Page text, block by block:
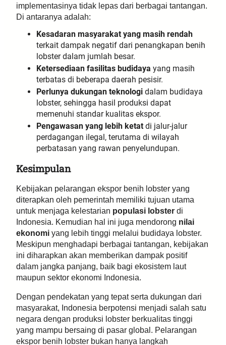
implementasinya tidak lepas dari berbagai tantangan.
Di antaranya adalah:
Kesadaran masyarakat yang masih rendah
terkait dampak negatif dari penangkapan benih
lobster dalam jumlah besar.
Ketersediaan fasilitas budidaya yang masih
terbatas di beberapa daerah pesisir.
Perlunya dukungan teknologi dalam budidaya
lobster, sehingga hasil produksi dapat
memenuhi standar kualitas ekspor.
Pengawasan yang lebih ketat di jalur-jalur
perdagangan ilegal, terutama di wilayah
perbatasan yang rawan penyelundupan.
Kesimpulan
Kebijakan pelarangan ekspor benih lobster yang
diterapkan oleh pemerintah memiliki tujuan utama
untuk menjaga kelestarian populasi lobster di
Indonesia. Kemudian hal ini juga mendorong nilai
ekonomi yang lebih tinggi melalui budidaya lobster.
Meskipun menghadapi berbagai tantangan, kebijakan
ini diharapkan akan memberikan dampak positif
dalam jangka panjang, baik bagi ekosistem laut
maupun sektor ekonomi Indonesia.
Dengan pendekatan yang tepat serta dukungan dari
masyarakat, Indonesia berpotensi menjadi salah satu
negara dengan produksi lobster berkualitas tinggi
yang mampu bersaing di pasar global. Pelarangan
ekspor benih lobster bukan hanya langkah